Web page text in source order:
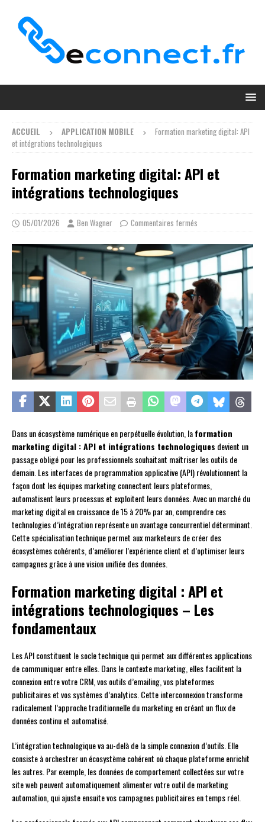
ACCUEIL APPLICATION MOBILE
Formation marketing digital: API
et intégrations technologiques
Formation marketing digital: API et
intégrations technologiques
05/01/2026 Ben Wagner Commentaires fermés
Dans un écosystème numérique en perpétuelle évolution, laformation
marketing digital : API et intégrations technologiques devient un
passage obligé pour les professionnels souhaitant maîtriser les outils de
demain. Les interfaces de programmation applicative (API) révolutionnent la
façon dont les équipes marketing connectent leurs plateformes,
automatisent leurs processus et exploitent leurs données. Avec un marché du
marketing digital en croissance de 15 à 20% par an, comprendre ces
technologies d’intégration représente un avantage concurrentiel déterminant.
Cette spécialisation technique permet aux marketeurs de créer des
écosystèmes cohérents, d’améliorer l’expérience client et d’optimiser leurs
campagnes grâce à une vision unifiée des données.
Formation marketing digital : API et
intégrations technologiques – Les
fondamentaux
Les API constituent le socle technique qui permet aux différentes applications
de communiquer entre elles. Dans le contexte marketing, elles facilitent la
connexion entre votre CRM, vos outils d’emailing, vos plateformes
publicitaires et vos systèmes d’analytics. Cette interconnexion transforme
radicalement l’approche traditionnelle du marketing en créant un flux de
données continu et automatisé.
L’intégration technologique va au-delà de la simple connexion d’outils. Elle
consiste à orchestrer un écosystème cohérent où chaque plateforme enrichit
les autres. Par exemple, les données de comportement collectées sur votre
site web peuvent automatiquement alimenter votre outil de marketing
automation, qui ajuste ensuite vos campagnes publicitaires en temps réel.